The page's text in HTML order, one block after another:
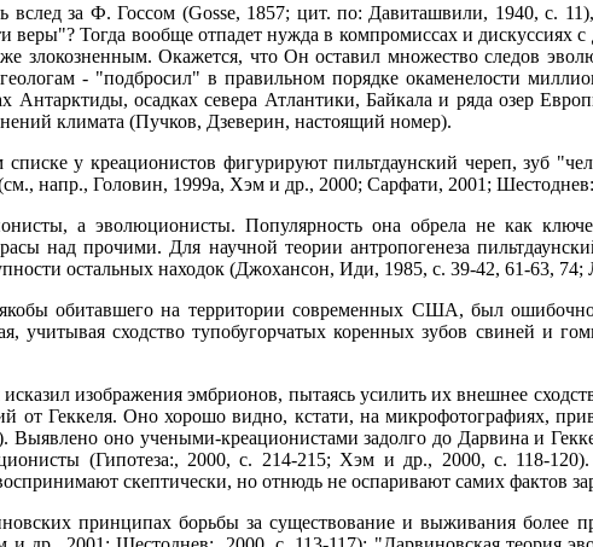
за Ф. Госсом (Gosse, 1857; цит. по: Давиташвили, 1940, с.
Тогда вообще отпадет нужда в компромиссах и дискуссиях
злокозненным. Окажется, что Он оставил множество следов
- "подбросил" в правильном порядке окаменелости
осадках севера Атлантики, Байкала и ряда озер
климата (Пучков, Дзеверин, настоящий номер).
у креационистов фигурируют пильтдаунский череп, зуб
напр., Головин, 1999а, Хэм и др., 2000; Сарфати, 2001;
а эволюционисты. Популярность она обрела не как
над прочими. Для научной теории антропогенеза
остальных находок (Джохансон, Иди, 1985, с. 39-42, 61-63, 74;
якобы обитавшего на территории современных США, был
учитывая сходство тупобугорчатых коренных зубов свиней и
изображения эмбрионов, пытаясь усилить их внешнее
от Геккеля. Оно хорошо видно, кстати, на микрофотографиях,
оно учеными-креационистами задолго до Дарвина и
(Гипотеза:, 2000, с. 214-215; Хэм и др., 2000, с. 118-
скептически, но отнюдь не оспаривают самих фактов
принципах борьбы за существование и выживания более